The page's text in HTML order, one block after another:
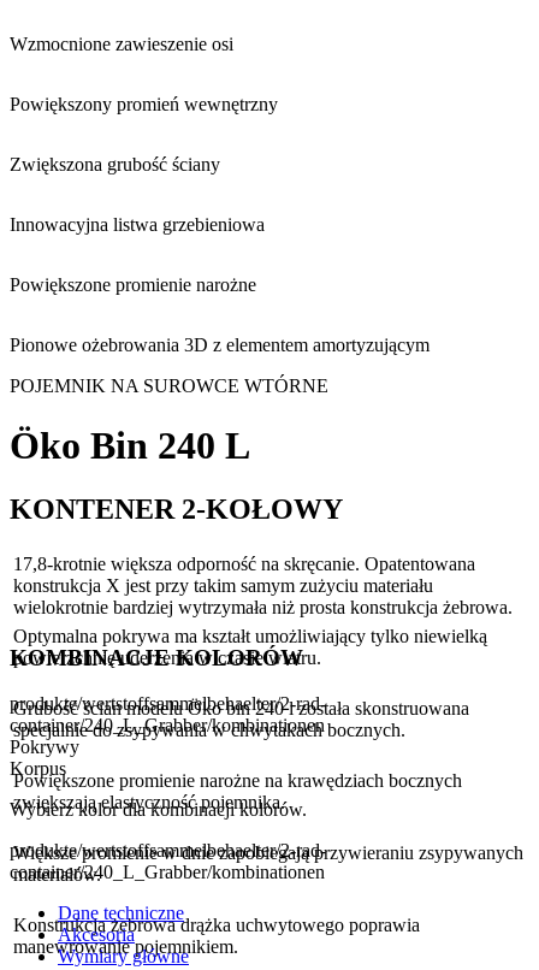
Wzmocnione zawieszenie osi
Powiększony promień wewnętrzny
Zwiększona grubość ściany
Innowacyjna listwa grzebieniowa
Powiększone promienie narożne
Pionowe ożebrowania 3D z elementem amortyzującym
POJEMNIK NA SUROWCE WTÓRNE
Öko Bin 240 L
KONTENER 2-KOŁOWY
17,8-krotnie większa odporność na skręcanie. Opatentowana
konstrukcja X jest przy takim samym zużyciu materiału
wielokrotnie bardziej wytrzymała niż prosta konstrukcja żebrowa.
Optymalna pokrywa ma kształt umożliwiający tylko niewielką
powierzchnię uderzenia w czasie wiatru.
Grubość ścian modelu Öko bin 240 l została skonstruowana
specjalnie do zsypywania w chwytakach bocznych.
Powiększone promienie narożne na krawędziach bocznych
zwiększają elastyczność pojemnika.
Większe promienie w dnie zapobiegają przywieraniu zsypywanych
materiałów.
Konstrukcja żebrowa drążka uchwytowego poprawia
manewrowanie pojemnikiem.
KOMBINACJE KOLORÓW
produkte/wertstoffsammelbehaelter/2-rad-
container/240_L_Grabber/kombinationen
Pokrywy
Korpus
Wybierz kolor dla kombinacji kolorów.
produkte/wertstoffsammelbehaelter/2-rad-
container/240_L_Grabber/kombinationen
Dane techniczne
Akcesoria
Wymiary główne